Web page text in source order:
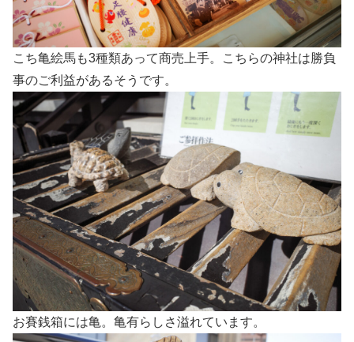
こち亀絵馬も3種類あって商売上手。こちらの神社は勝負
事のご利益があるそうです。
お賽銭箱には亀。亀有らしさ溢れています。